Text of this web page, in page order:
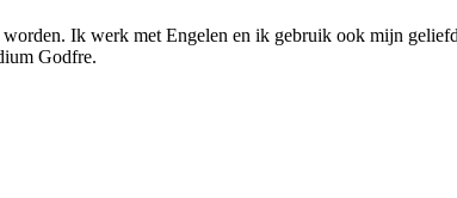
Ik werk met Engelen en ik gebruik ook mijn
Godfre.